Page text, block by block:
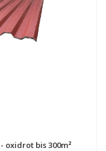
oxidrot bis 300m²